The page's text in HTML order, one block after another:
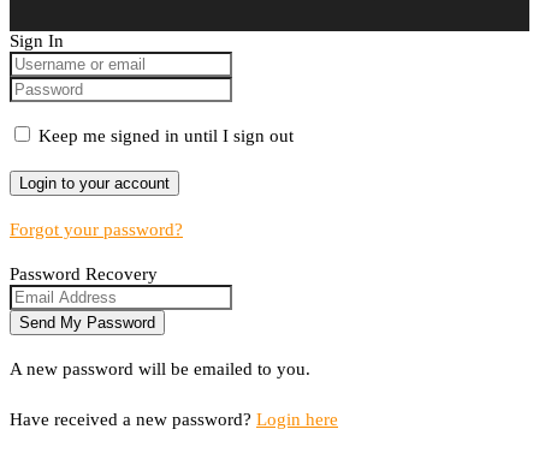
Sign In
Keep me signed in until I sign out
Forgot your password?
Password Recovery
A new password will be emailed to you.
Have received a new password? Login here